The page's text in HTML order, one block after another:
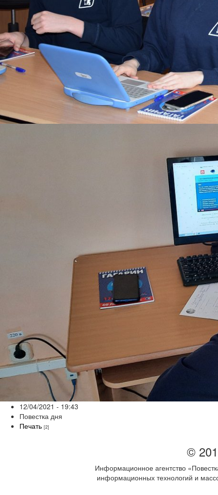
12/04/2021 - 19:43
Повестка дня
Печать [2]
©
Информационное агентство
информационных технологий и